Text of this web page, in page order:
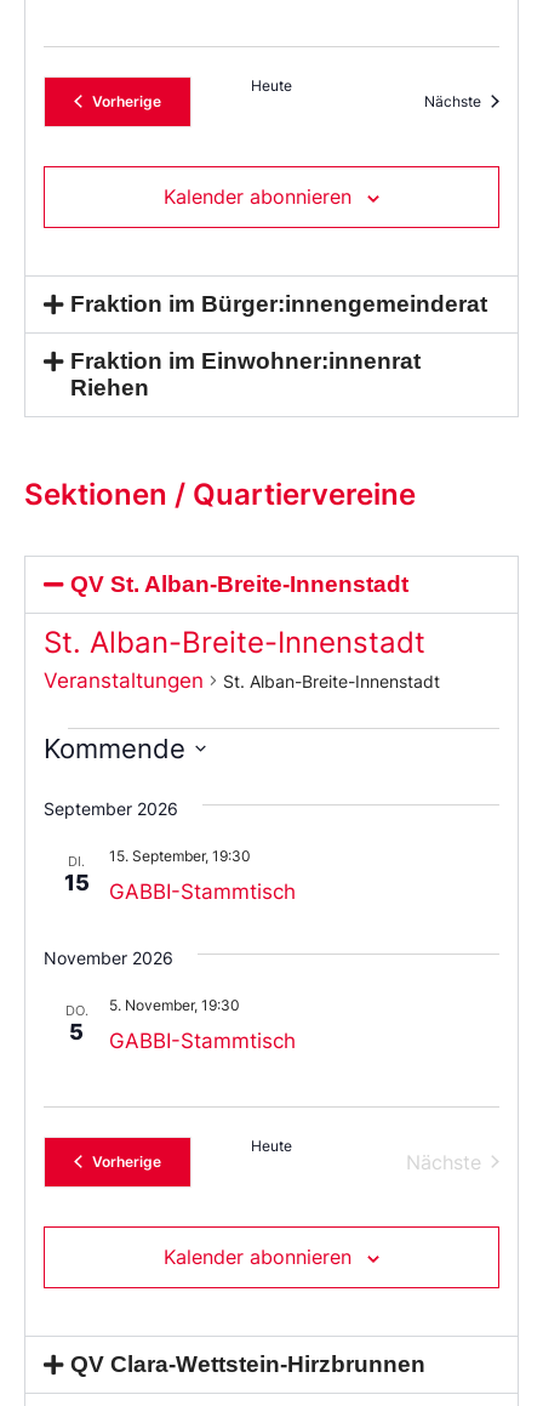
VorherigeVeranstaltungen
Heute
Nächste
Kalender abonnieren
Fraktion im Bürger:innengemeinderat
Fraktion im Einwohner:innenrat
Riehen
Sektionen / Quartiervereine
QV St. Alban-Breite-Innenstadt
St. Alban-Breite-Innenstadt
Veranstaltungen St. Alban-Breite-Innenstadt
Kommende
Sie
das
aus.
September 2026
DI.
15 GABBI-Stammtisch
15. September, 19:30
November 2026
DO.
5 GABBI-Stammtisch
5. November, 19:30
VorherigeVeranstaltungen
Heute
Nächste
Kalender abonnieren
QV Clara-Wettstein-Hirzbrunnen